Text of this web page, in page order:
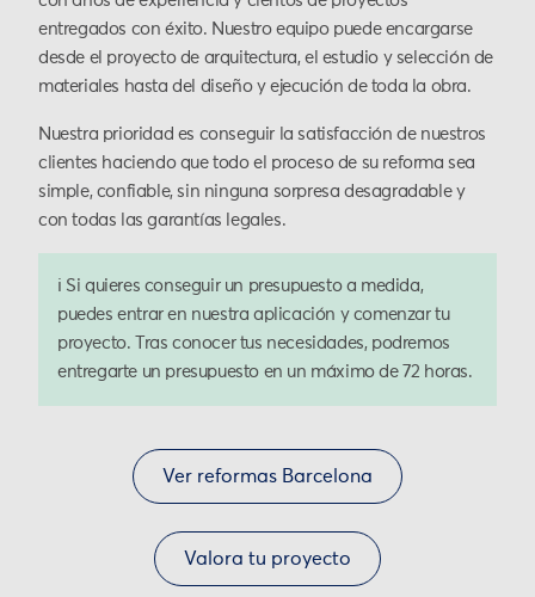
entregados con éxito. Nuestro equipo puede encargarse
desde el proyecto de arquitectura, el estudio y selección de
materiales hasta del diseño y ejecución de toda la obra.
Nuestra prioridad es conseguir la satisfacción de nuestros
clientes haciendo que todo el proceso de su reforma sea
simple, confiable, sin ninguna sorpresa desagradable y
con todas las garantías legales.
ℹ️ Si quieres conseguir un presupuesto a medida,
puedes entrar en nuestra aplicación y comenzar tu
proyecto. Tras conocer tus necesidades, podremos
entregarte un presupuesto en un máximo de 72 horas.
Ver reformas Barcelona
Valora tu proyecto